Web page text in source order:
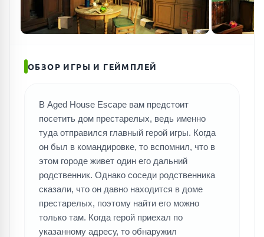
ПОИСК ИГР
ОБЗОР ИГРЫ И ГЕЙМПЛЕЙ
В Aged House Escape вам предстоит
посетить дом престарелых, ведь именно
туда отправился главный герой игры. Когда
он был в командировке, то вспомнил, что в
этом городе живет один его дальний
родственник. Однако соседи родственника
сказали, что он давно находится в доме
престарелых, поэтому найти его можно
только там. Когда герой приехал по
указанному адресу, то обнаружил